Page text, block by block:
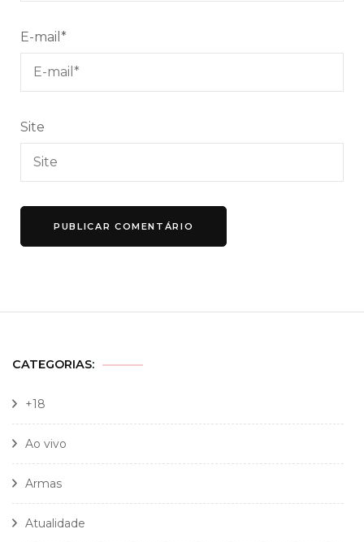
E-mail *
Site
CATEGORIAS:
+18
Ao vivo
Armas
Atualidade